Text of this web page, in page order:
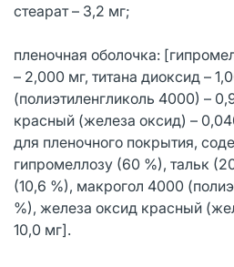
стеарат – 3,2 мг;
пленочная оболочка:
– 2,000 мг, титана диоксид –
(полиэтиленгликоль 4000) –
красный (железа оксид) –
для пленочного покрытия,
гипромеллозу (60 %), тальк
(10,6 %), макрогол 4000
%), железа оксид красный
10,0 мг].